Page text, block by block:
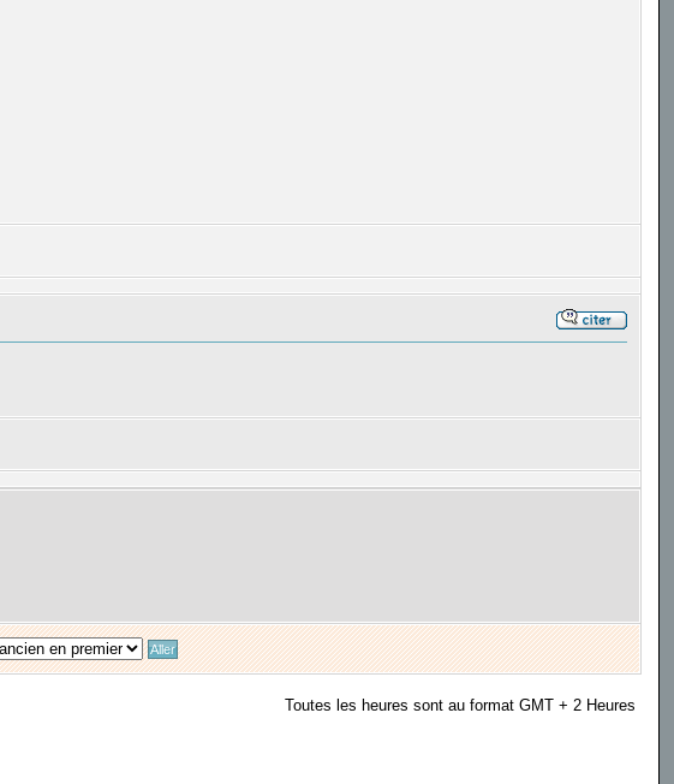
Toutes les heures sont au format GMT + 2 Heures